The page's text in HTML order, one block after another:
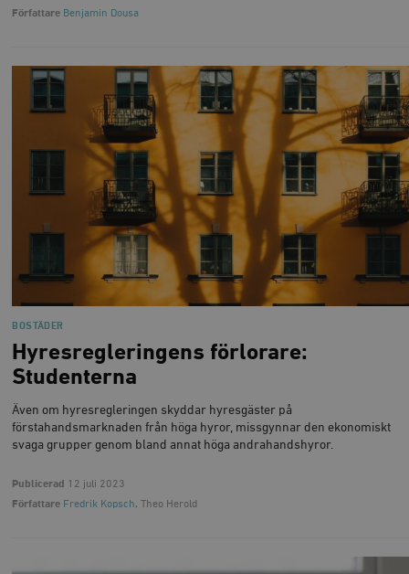
Författare Benjamin Dousa
BOSTÄDER
Hyresregleringens förlorare:
Studenterna
Även om hyresregleringen skyddar hyresgäster på
förstahandsmarknaden från höga hyror, missgynnar den ekonomiskt
svaga grupper genom bland annat höga andrahandshyror.
Publicerad 12 juli 2023
Författare Fredrik Kopsch, Theo Herold